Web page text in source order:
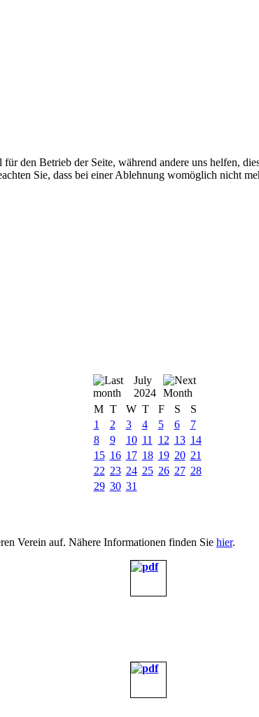
July
2024
M T W T F S
S
1
2 3 4 5 6
7
8
9 10 11 12 13 14
15 16 17 18 19 20 21
22 23 24 25 26 27 28
29 30 31
Verein auf. Nähere Informationen finden Sie hier.
den Betrieb der Seite, während andere uns helfen,
Sie, dass bei einer Ablehnung womöglich nicht